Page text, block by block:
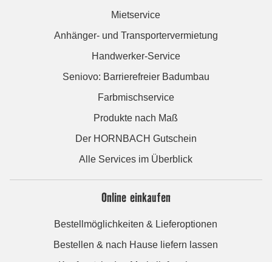
Mietservice
Anhänger- und Transportervermietung
Handwerker-Service
Seniovo: Barrierefreier Badumbau
Farbmischservice
Produkte nach Maß
Der HORNBACH Gutschein
Alle Services im Überblick
Online einkaufen
Bestellmöglichkeiten & Lieferoptionen
Bestellen & nach Hause liefern lassen